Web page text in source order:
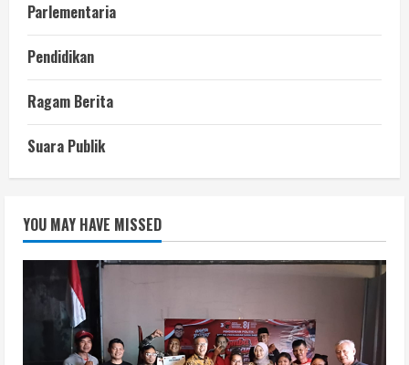
Parlementaria
Pendidikan
Ragam Berita
Suara Publik
YOU MAY HAVE MISSED